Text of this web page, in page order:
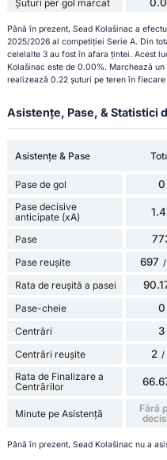
Șuturi per gol marcat
Până în prezent, Sead Kolašinac a
2025/2026 al competiției Serie A. Din
celelalte 3 au fost în afara țintei. Acest
Kolašinac este de 0.00%. Marchează
realizează 0.22 șuturi pe teren în fiecare
Asistențe, Pase, & Statistici
Asistențe & Pase
Pase de gol 0
Pase decisive
anticipate (xA)
Pase
Pase reușite 697 /
Rata de reușită a pasei
Pase-cheie 0
Centrări 3
Centrări reușite 2 /
Rata de Finalizare a
Centrărilor
Minute pe Asistență
Fără
Până în prezent, Sead Kolašinac nu a